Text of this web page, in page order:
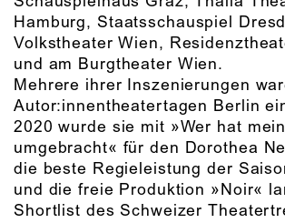
Hamburg, Staatsschauspiel
Volkstheater Wien,
und am Burgtheater Wien.
Mehrere ihrer Inszenierungen
Autor:innentheatertagen Berlin
2020 wurde sie mit »Wer hat
umgebracht« für den Dorothea
die beste Regieleistung der
und die freie Produktion »Noir«
Shortlist des Schweizer